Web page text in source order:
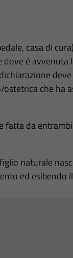
casa di
è
che ha
fatta da
naturale
ed esibendo